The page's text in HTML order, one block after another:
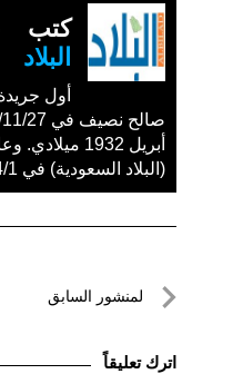
كتب
البلاد
أول
أبريل 1932
(البلاد السعودية) في 1365/4/1 هـ 1946/3/4 م
تصفّحلمنشور السابق
السابق
اترك تعليقاً